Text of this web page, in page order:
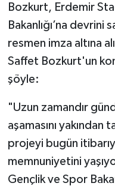
Bozkurt, Erdemir
Bakanlığı’na
resmen imza altına
Saffet Bozkurt'un
şöyle:
"Uzun zamandır
aşamasını
projeyi bugün
memnuniyetini
Gençlik ve Spor